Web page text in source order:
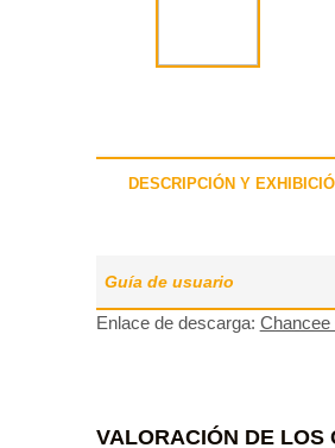
DESCRIPCIÓN Y
Guía de usuario
Enlace de descarga: Chancee
VALORACIÓN DE LOS